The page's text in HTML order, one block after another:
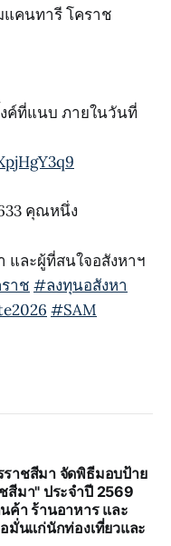
คนทารี โคราช
งค์ที่แนบ ภายในวันที่
คุณหนึ่ง
ละผู้ที่สนใจอสังหาฯ
าช #ลงทุนอสังหา
#SAM
าชสีมา จัดพิธีมอบป้าย
สีมา" ประจำปี 2569
ค้า ร้านอาหาร และ
มั่นแก่นักท่องเที่ยวและ